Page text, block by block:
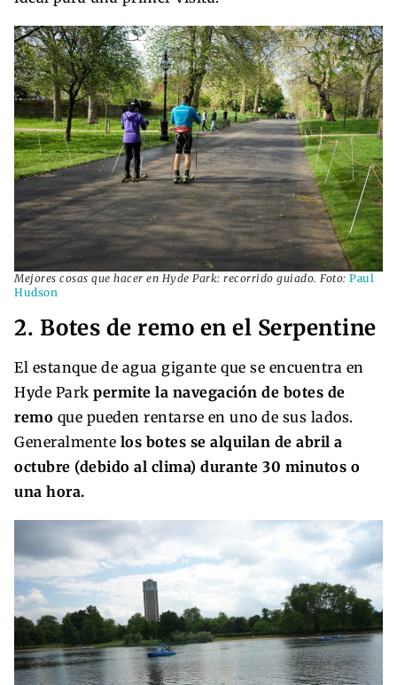
Mejores cosas que hacer en Hyde Park: recorrido guiado. Foto: Paul
Hudson
2. Botes de remo en el Serpentine
El estanque de agua gigante que se encuentra en
Hyde Park permite la navegación de botes de
remo que pueden rentarse en uno de sus lados.
Generalmente los botes se alquilan de abril a
octubre (debido al clima) durante 30 minutos o
una hora.